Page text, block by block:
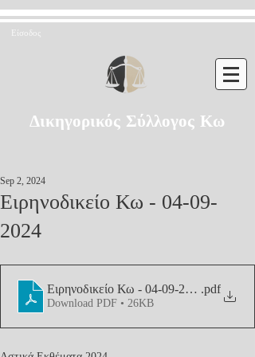
Είσοδος
Δικηγορικός Σύλλογος Κω
Ειρηνοδικείο Κω - 04-09-
2024
Sep 2, 2024
Ειρηνοδικείο Κω - 04-09-2024.pdf
Download PDF • 26KB